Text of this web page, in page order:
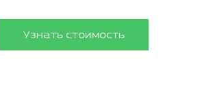
Узнать стоимость